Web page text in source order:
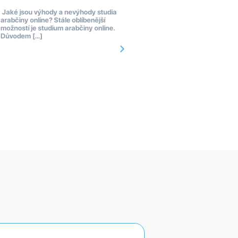
Jaké jsou výhody a nevýhody studia
arabčiny online? Stále oblíbenější
možností je studium arabčiny online.
Důvodem […]